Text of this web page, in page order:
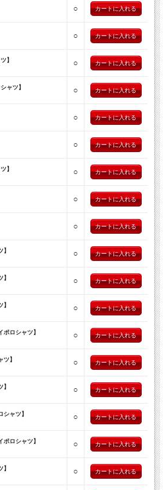
○
○
】
○
ャツ】
○
○
○
】
○
○
○
○
○
○
ロシャツ】
○
】
○
○
ャツ】
○
ロシャツ】
○
○